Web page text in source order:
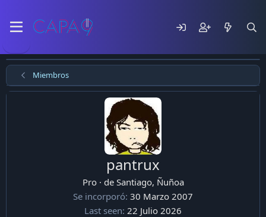
Miembros
pantrux
Pro · de Santiago, Ñuñoa
Se incorporó 30 Marzo 2007
Last seen 22 Julio 2026